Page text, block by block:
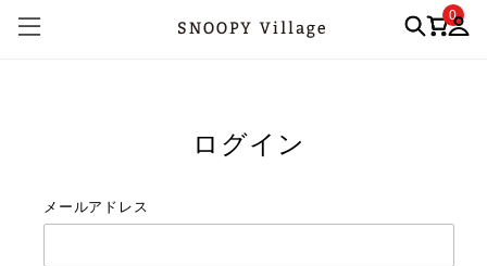
0
ログイン
メールアドレス